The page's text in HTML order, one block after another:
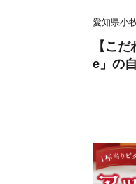
愛知県小
【こ
e」の